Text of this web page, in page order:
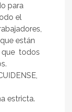
para
el
están
que todos
estricta.